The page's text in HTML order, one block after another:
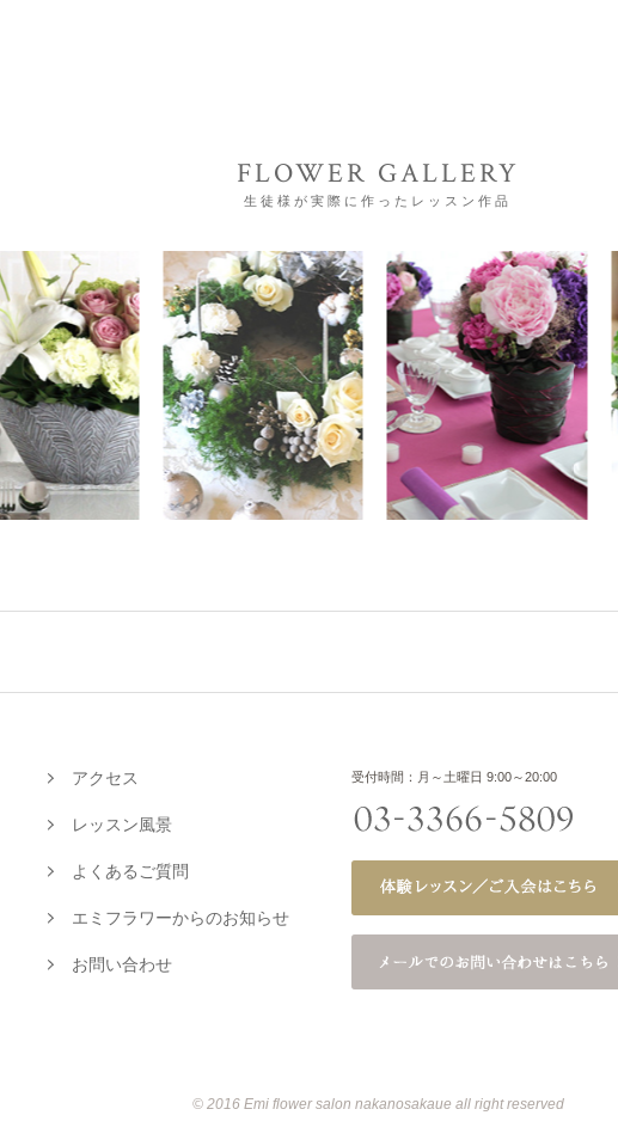
FLOWER GALLERY
生徒様が実際に作ったレッスン作品
アクセス
レッスン風景
よくあるご質問
エミフラワーからのお知らせ
お問い合わせ
受付時間：月～土曜日 9:00～20:00
© 2016 Emi flower salon nakanosakaue all right reserved